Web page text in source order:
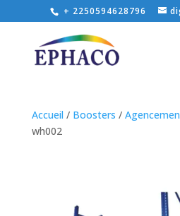
+ 2250594628796
Accueil / Boosters /
wh002